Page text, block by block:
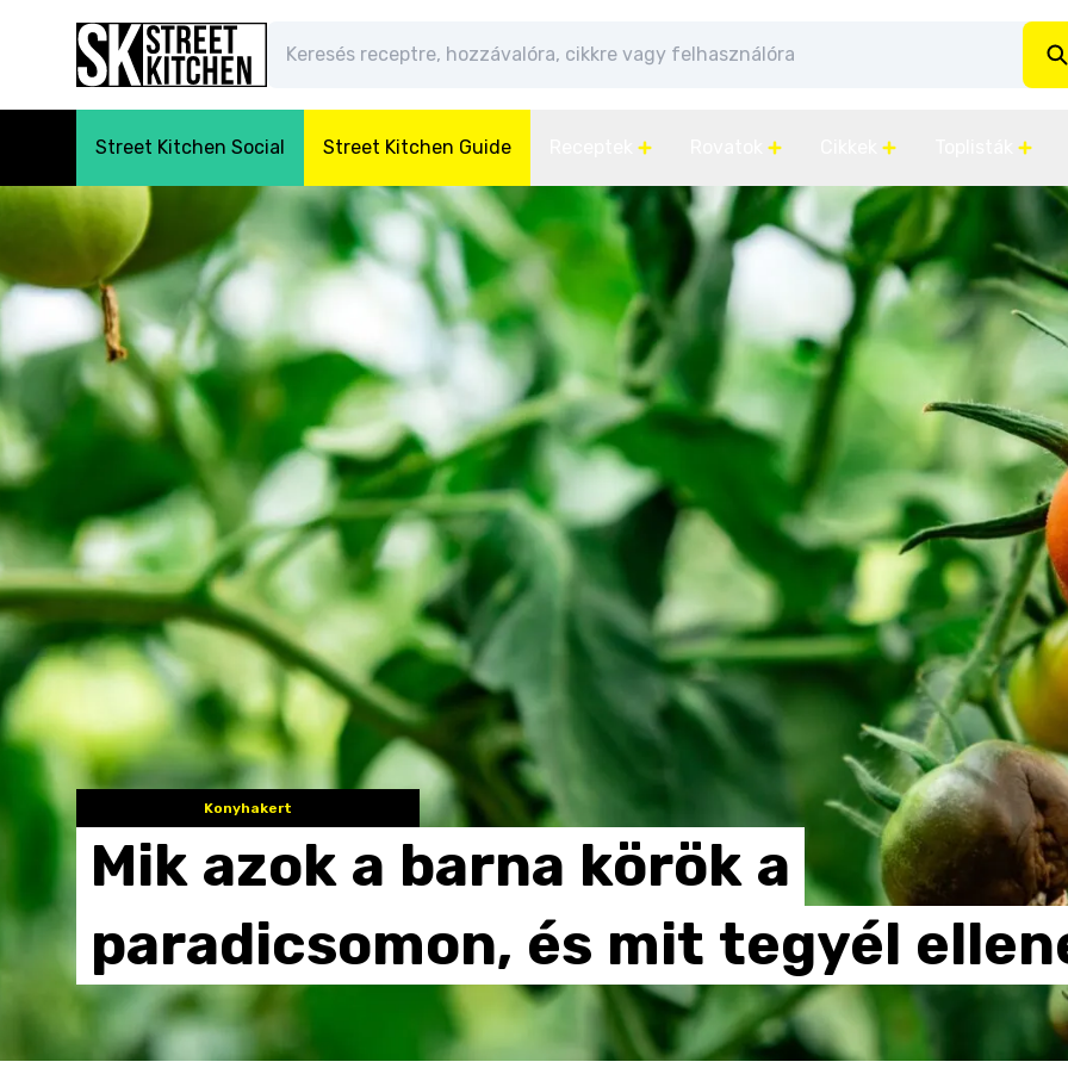
Street Kitchen Social Street Kitchen Guide
Konyhakert
Mik azok a barna körök a
paradicsomon, és mit tegyél